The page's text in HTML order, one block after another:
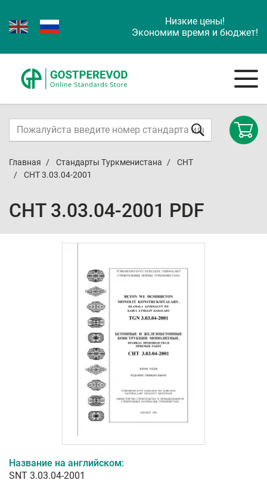
Низкие цены!
Экономим время и бюджет!
Главная Стандарты Туркменистана
СНТ
СНТ 3.03.04-2001
СНТ 3.03.04-2001 PDF
Название на английском:
SNT 3.03.04-2001